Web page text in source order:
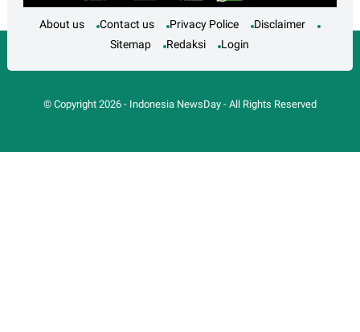
About us Contact us Privacy Police
Disclaimer
Sitemap
Redaksi Login
© Copyright 2026- Indonesia NewsDay- All Rights Reserved